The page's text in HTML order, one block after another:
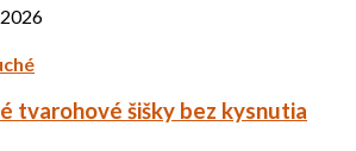
tvarohové šišky bez kysnutia